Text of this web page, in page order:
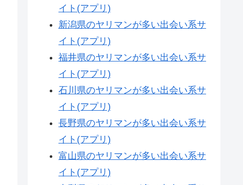
イト(アプリ)
新潟県のヤリマンが多い出会い系サ
イト(アプリ)
福井県のヤリマンが多い出会い系サ
イト(アプリ)
石川県のヤリマンが多い出会い系サ
イト(アプリ)
長野県のヤリマンが多い出会い系サ
イト(アプリ)
富山県のヤリマンが多い出会い系サ
イト(アプリ)